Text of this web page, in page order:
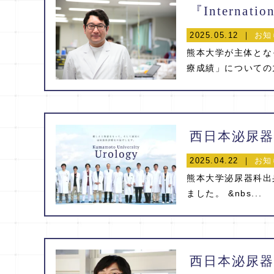
2025.05.12 ｜ お
熊本大学が主体と
療成績」について
2025.04.22 ｜ お
熊本大学泌尿器科
ました。 &nbs...
西日本泌尿